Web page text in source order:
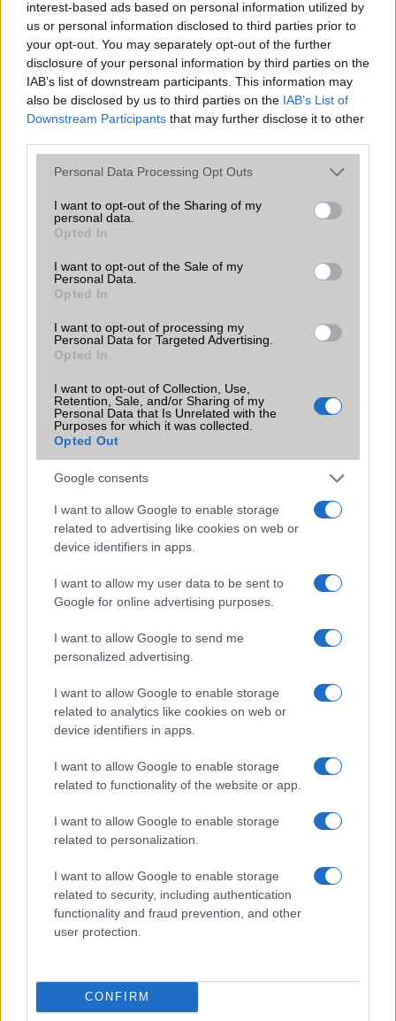
interest-based ads based on personal information utilized by
us or personal information disclosed to third parties prior to
your opt-out. You may separately opt-out of the further
disclosure of your personal information by third parties on the
IAB’s list of downstream participants. This information may
also be disclosed by us to third parties on the IAB’s List of
Downstream Participants that may further disclose it to other
Please note that this website/app uses one or more Google
not limited to your visit or usage behaviour. You may click to
grant or deny consent to Google and its third-party tags to
use your data for below specified purposes in below Google
consent section.
Personal Data Processing Opt Outs
I want to opt-out of the Sharing of my
personal data.
Opted In
I want to opt-out of the Sale of my
Personal Data.
Opted In
I want to opt-out of processing my
Personal Data for Targeted Advertising.
Opted In
I want to opt-out of Collection, Use,
Retention, Sale, and/or Sharing of my
Personal Data that Is Unrelated with the
Purposes for which it was collected.
Opted Out
Google consents
I want to allow Google to enable storage
related to advertising like cookies on web or
device identifiers in apps.
I want to allow my user data to be sent to
Google for online advertising purposes.
I want to allow Google to send me
personalized advertising.
I want to allow Google to enable storage
related to analytics like cookies on web or
device identifiers in apps.
I want to allow Google to enable storage
related to functionality of the website or app.
I want to allow Google to enable storage
related to personalization.
I want to allow Google to enable storage
related to security, including authentication
functionality and fraud prevention, and other
user protection.
CONFIRM
EGYÉB
Vibra jelzés alap szolgáltatás
SIM típus nanoSIM
Funkciók
Brand Strapabíró
Limited Edition Nincs
N/A = Nincs adat. Legutóbbi frissítés: 2026-07-13 19:00:00
Új és Használt GSM kiemelt ajánlatok
Apple iPhone 17e
229.000 Ft (új)
Apple iPhone 15 Pro
Nyugati GSM
300.000 Ft (új)